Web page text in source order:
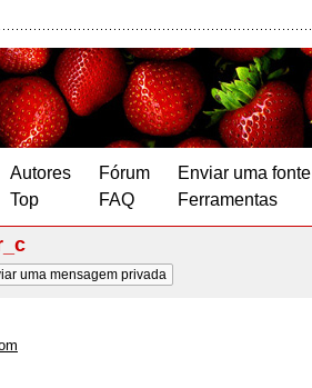
Autores
Top
Fórum
FAQ
Enviar uma fonte
Ferramentas
uma mensagem privada